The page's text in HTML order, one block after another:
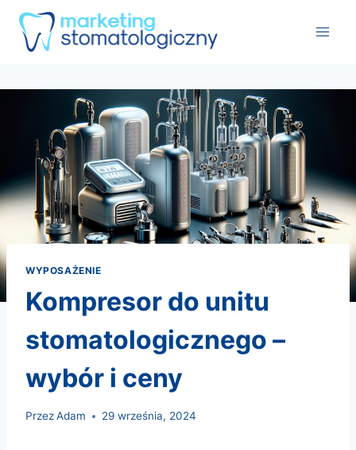
Przejdź
treści
WYPOSAŻENIE
kompresor do unitu
stomatologicznego –
wybór i ceny
PrzezAdam 29 września, 2024